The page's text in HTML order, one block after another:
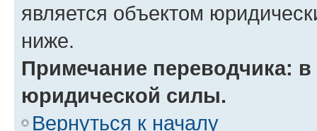
является объектом
ниже.
Примечание переводчика:
юридической силы.
Вернуться к началу